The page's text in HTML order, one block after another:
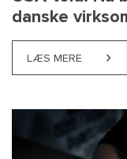
danske
LÆS MERE ABOUT